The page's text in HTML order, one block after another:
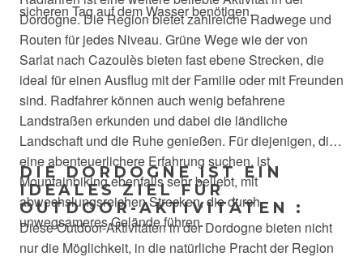
sicheren Tag auf dem Wasser benötigen.
Dordogne. Die Region bietet zahlreiche Radwege und
Routen für jedes Niveau. Grüne Wege wie der von
Sarlat nach Cazoulès bieten fast ebene Strecken, die
ideal für einen Ausflug mit der Familie oder mit Freunden
sind. Radfahrer können auch wenig befahrene
Landstraßen erkunden und dabei die ländliche
Landschaft und die Ruhe genießen. Für diejenigen, die
eine abenteuerlichere Erfahrung suchen, ist
Mountainbiking ebenfalls sehr beliebt, mit
abwechslungsreichen Strecken, die durch
unwegsameres Gelände führen.
DIE DORDOGNE IST EIN
IDEALES ZIEL FÜR
OUTDOOR-AKTIVITÄTEN :
Diese Outdoor-Aktivitäten in der Dordogne bieten nicht
nur die Möglichkeit, in die natürliche Pracht der Region